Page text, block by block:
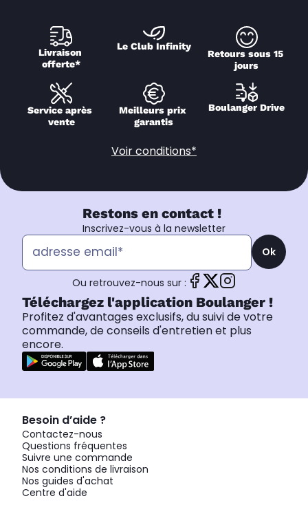
Livraison
offerte*
Le Club Infinity
Retours sous 15
jours
Service après
vente
Meilleurs prix
garantis
Boulanger Drive
Voir conditions*
Restons en contact !
Inscrivez-vous à la newsletter
Ok
Ou retrouvez-nous sur :
Téléchargez l'application Boulanger !
Profitez d'avantages exclusifs, du suivi de votre
commande, de conseils d'entretien et plus
encore.
Besoin d’aide ?
Contactez-nous
Questions fréquentes
Suivre une commande
Nos conditions de livraison
Nos guides d'achat
Centre d'aide